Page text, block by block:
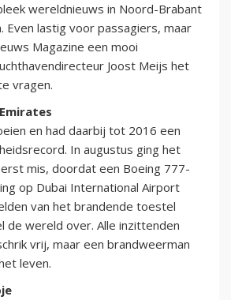
wereldnieuws in Noord-Brabant
Even lastig voor passagiers, maar
Magazine een mooi
Joost Meijs het
vragen.
en had daarbij tot 2016 een
In augustus ging het
mis, doordat een Boeing 777-
op Dubai International Airport
van het brandende toestel
de wereld over. Alle inzittenden
vrij, maar een brandweerman
leven.